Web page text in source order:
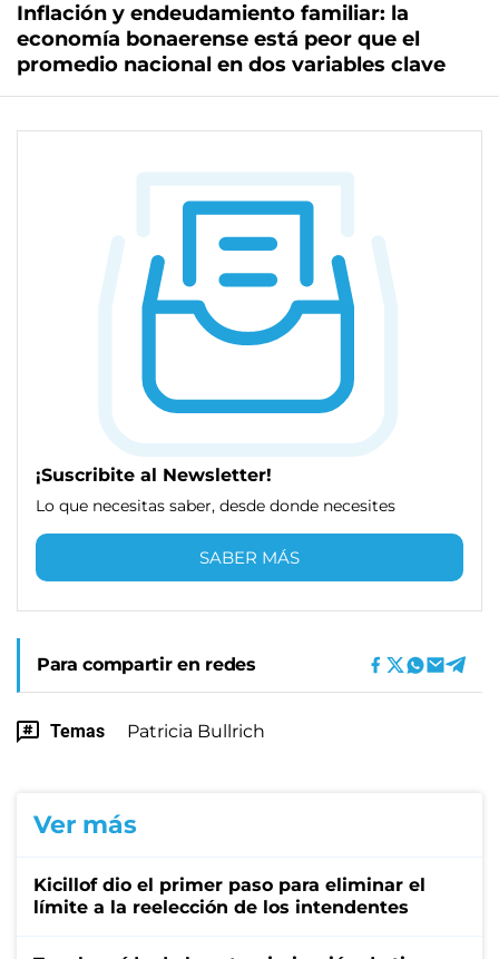
Inflación y endeudamiento familiar: la
economía bonaerense está peor que el
promedio nacional en dos variables clave
¡Suscribite al Newsletter!
Lo que necesitas saber, desde donde necesites
SABER MÁS
Para compartir en redes
Temas Patricia Bullrich
Ver más
Kicillof dio el primer paso para eliminar el
límite a la reelección de los intendentes